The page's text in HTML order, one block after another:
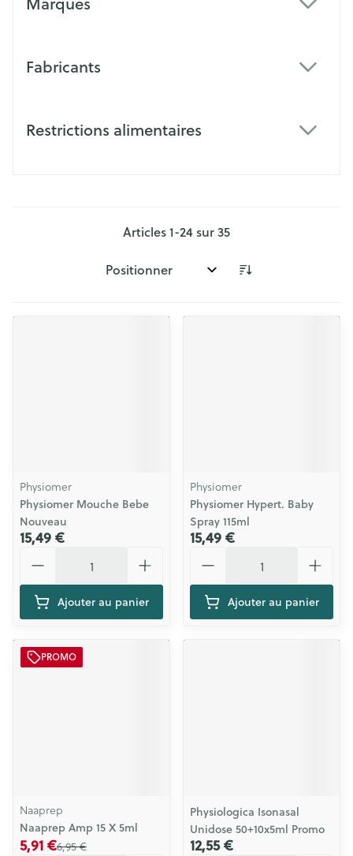
Fabricants
Restrictions alimentaires
Articles1-24sur35
Trier par:
Physiomer
Physiomer Mouche Bebe
Nouveau
15,49 €
Ajouter au panier
Physiomer
Physiomer Hypert. Baby
Spray 115ml
15,49 €
Ajouter au panier
PROMO
Naaprep
Naaprep Amp 15 X 5ml
6,95 €
5,91 €
Physiologica Isonasal
Unidose 50+10x5ml Promo
12,55 €